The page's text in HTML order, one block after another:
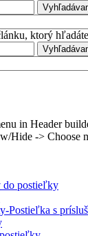
ktorý
in Header
Hide -> Choose
do postieľky
Postieľka s